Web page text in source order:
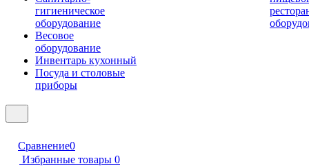
гигиеническое
оборудование
Весовое
оборудование
Инвентарь кухонный
Посуда и столовые
приборы
Сравнение0
Избранные товары 0